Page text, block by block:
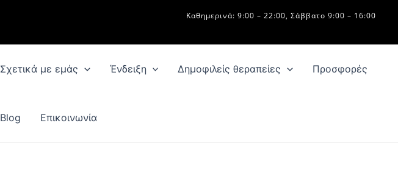
Καθημερινά: 9:00 – 22:00, Σάββατο 9:00 – 16:00
Σχετικά με εμάς Ένδειξη Δημοφιλείς θεραπείες Προσφορές
Blog Επικοινωνία